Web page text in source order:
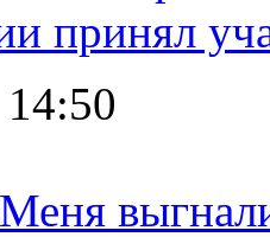
принял